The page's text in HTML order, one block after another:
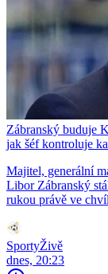
Zábranský buduje
jak šéf kontroluje
Majitel, generální
Libor Zábranský
rukou právě ve
SportyŽivě
dnes, 20:23